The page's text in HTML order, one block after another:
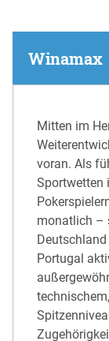
Winamax
Mitten im
voran. Als
Sportwetten
monatlich –
Portugal